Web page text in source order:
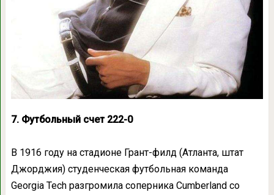
7. Футбольный счет 222-0
В 1916 году на стадионе Грант-филд (Атланта, штат
Джорджия) студенческая футбольная команда
Georgia Tech разгромила соперника Cumberland со